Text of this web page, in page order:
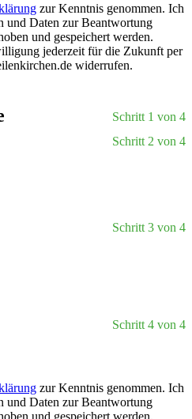
zur Kenntnis genommen. Ich
und Daten zur Beantwortung
und gespeichert werden.
jederzeit für die Zukunft per
widerrufen.
Schritt 1 von 4
Schritt 2 von 4
Schritt 3 von 4
Schritt 4 von 4
zur Kenntnis genommen. Ich
und Daten zur Beantwortung
und gespeichert werden.